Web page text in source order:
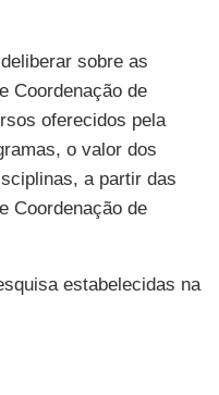
sobre as
Coordenação de
oferecidos pela
o valor dos
a partir das
Coordenação de
estabelecidas na